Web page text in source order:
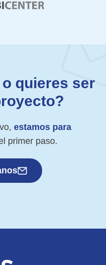
quieres ser
estamos para
primer paso.